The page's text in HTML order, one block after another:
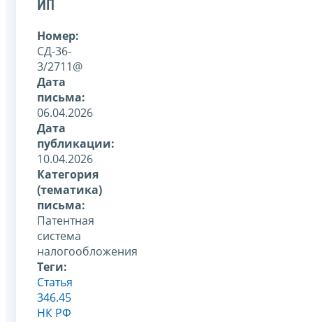
ИП
Номер:
СД-36-
3/2711@
Дата
письма:
06.04.2026
Дата
публикации:
10.04.2026
Категория
(тематика)
письма:
Патентная
система
налогообложения
Теги:
Статья
346.45
НК РФ